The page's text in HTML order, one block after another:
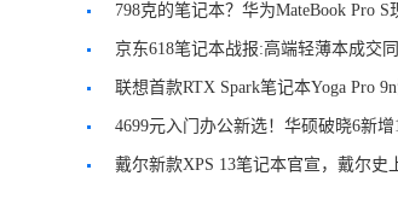
798克的笔记本？华为MateBook Pro S
京东618笔记本战报:高端轻薄本成交
联想首款RTX Spark笔记本Yoga Pro
4699元入门办公新选！华硕破晓6新增
戴尔新款XPS 13笔记本官宣，戴尔史